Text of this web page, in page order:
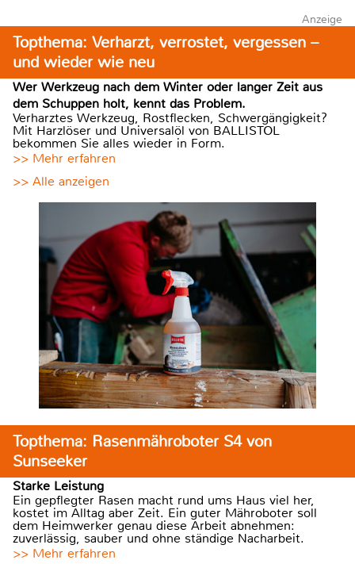
Anzeige
Topthema: Verharzt, verrostet, vergessen –
und wieder wie neu
Wer Werkzeug nach dem Winter oder langer Zeit aus
dem Schuppen holt, kennt das Problem.
Verharztes Werkzeug, Rostflecken, Schwergängigkeit?
Mit Harzlöser und Universalöl von BALLISTOL
bekommen Sie alles wieder in Form.
>> Mehr erfahren
>> Alle anzeigen
Topthema: Rasenmähroboter S4 von
Sunseeker
Starke Leistung
Ein gepflegter Rasen macht rund ums Haus viel her,
kostet im Alltag aber Zeit. Ein guter Mähroboter soll
dem Heimwerker genau diese Arbeit abnehmen:
zuverlässig, sauber und ohne ständige Nacharbeit.
>> Mehr erfahren